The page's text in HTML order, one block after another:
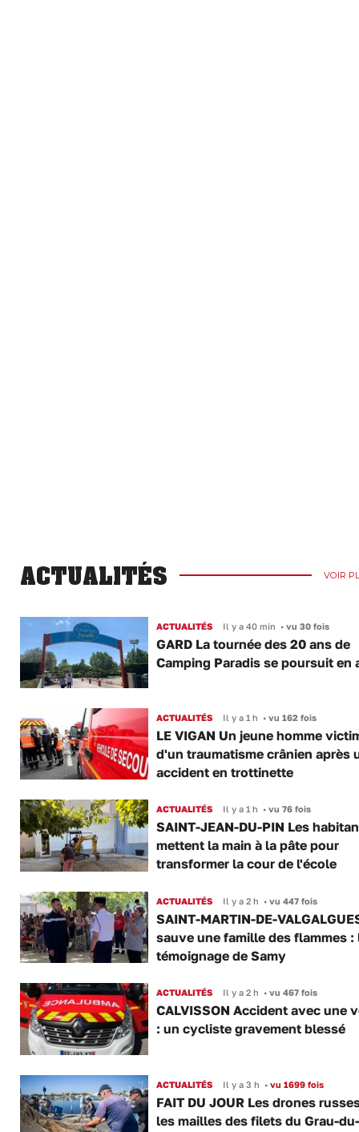
ACTUALITÉS VOIR
ACTUALITÉS Il y a 40 min •vu 30 fois
GARD La tournée des 20 ans de
Camping Paradis se poursuit en
ACTUALITÉS Il y a 1 h •vu 162 fois
LE VIGAN Un jeune homme
d'un traumatisme crânien après
accident en trottinette
ACTUALITÉS Il y a 1 h •vu 76 fois
SAINT-JEAN-DU-PIN Les
mettent la main à la pâte pour
transformer la cour de l'école
ACTUALITÉS Il y a 2 h •vu 447 fois
SAINT-MARTIN-DE-
sauve une famille des flammes :
témoignage de Samy
ACTUALITÉS Il y a 2 h •vu 467 fois
CALVISSON Accident avec une
: un cycliste gravement blessé
ACTUALITÉS Il y a 3 h •vu 1699 fois
FAIT DU JOUR Les drones
les mailles des filets du Grau-